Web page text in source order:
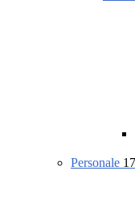
Personale